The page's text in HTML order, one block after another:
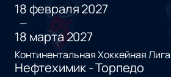
18 февраля 2027
—
18 марта 2027
Континентальная Хоккейная Лига
Нефтехимик - Торпедо